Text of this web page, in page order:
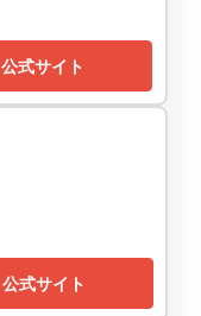
公式サイト
公式サイト